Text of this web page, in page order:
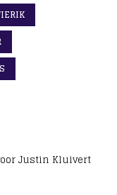
Justin Kluivert